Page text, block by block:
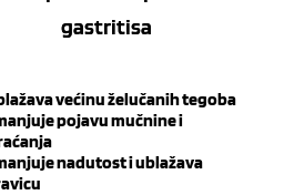
gastritisa
većinu želučanih tegoba
pojavu mučnine i
nadutost i ublažava